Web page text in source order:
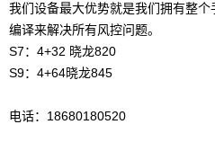
我们设备最大优势就是我们拥有整
编译来解决所有风控问题。
S7：4+32 晓龙820
S9：4+64晓龙845
电话：18680180520